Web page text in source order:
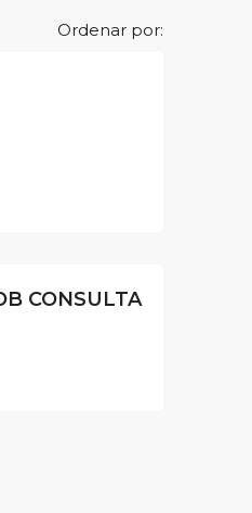
Ordenar por:
CONSULTA